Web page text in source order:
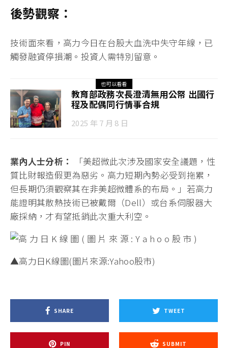
後勢觀察：
技術面來看，高力今日在台股大血洗中失守年線，已
觸發融資停損潮。投資人需特別留意。
也可以看看
教育部政務次長澄清無用公帑 出國行
程及配偶同行情事合規
2025 年 7 月 8 日
業內人士分析：
「美超微此次涉及國家安全議題，性
質比財報造假更為惡劣。高力短期內勢必受到拖累，
但長期仍須觀察其在非美超微體系的布局。」若高力
能證明其散熱技術已被戴爾（Dell）或台系伺服器大
廠採納，才有望抵銷此次重大利空。
▲高力日K線圖(圖片來源:Yahoo股市)
SHARE TWEET
PIN SUBMIT